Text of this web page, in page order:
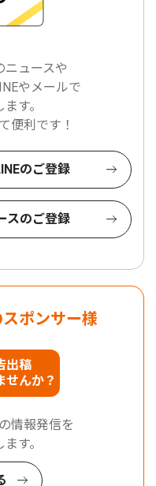
ニュースや
やメールで
す。
便利です！
のご登録
スのご登録
ポンサー様
出稿
せんか？
情報発信を
す。